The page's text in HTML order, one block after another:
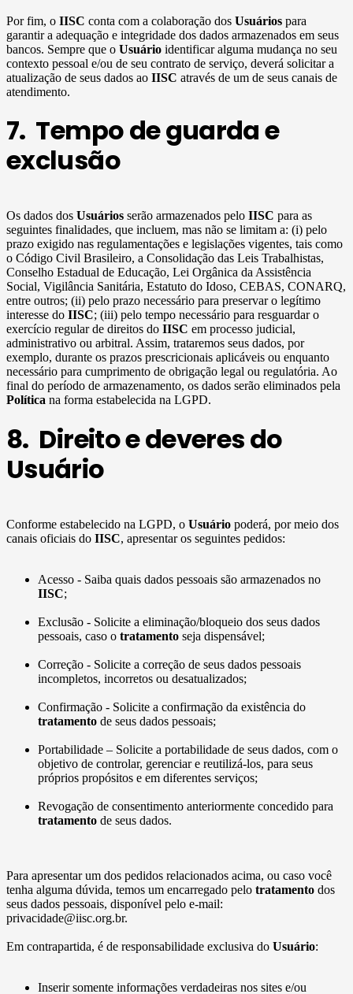
Por fim, o IISC conta com a colaboração dos Usuários para
garantir a adequação e integridade dos dados armazenados em seus
bancos. Sempre que o Usuário identificar alguma mudança no seu
contexto pessoal e/ou de seu contrato de serviço, deverá solicitar a
atualização de seus dados ao IISC através de um de seus canais de
atendimento.
7. Tempo de guarda e
exclusão
Os dados dos Usuários serão armazenados pelo IISC para as
seguintes finalidades, que incluem, mas não se limitam a: (i) pelo
prazo exigido nas regulamentações e legislações vigentes, tais como
o Código Civil Brasileiro, a Consolidação das Leis Trabalhistas,
Conselho Estadual de Educação, Lei Orgânica da Assistência
Social, Vigilância Sanitária, Estatuto do Idoso, CEBAS, CONARQ,
entre outros; (ii) pelo prazo necessário para preservar o legítimo
interesse do IISC; (iii) pelo tempo necessário para resguardar o
exercício regular de direitos do IISC em processo judicial,
administrativo ou arbitral. Assim, trataremos seus dados, por
exemplo, durante os prazos prescricionais aplicáveis ou enquanto
necessário para cumprimento de obrigação legal ou regulatória. Ao
final do período de armazenamento, os dados serão eliminados pela
Política na forma estabelecida na LGPD.
8. Direito e deveres do
Usuário
Conforme estabelecido na LGPD, o Usuário poderá, por meio dos
canais oficiais do IISC, apresentar os seguintes pedidos:
Acesso - Saiba quais dados pessoais são armazenados no
IISC;
Exclusão - Solicite a eliminação/bloqueio dos seus dados
pessoais, caso o tratamento seja dispensável;
Correção - Solicite a correção de seus dados pessoais
incompletos, incorretos ou desatualizados;
Confirmação - Solicite a confirmação da existência do
tratamento de seus dados pessoais;
Portabilidade – Solicite a portabilidade de seus dados, com o
objetivo de controlar, gerenciar e reutilizá-los, para seus
próprios propósitos e em diferentes serviços;
Revogação de consentimento anteriormente concedido para
tratamento de seus dados.
Para apresentar um dos pedidos relacionados acima, ou caso você
tenha alguma dúvida, temos um encarregado pelo tratamento dos
seus dados pessoais, disponível pelo e-mail:
privacidade@iisc.org.br.
Em contrapartida, é de responsabilidade exclusiva do Usuário:
Inserir somente informações verdadeiras nos sites e/ou